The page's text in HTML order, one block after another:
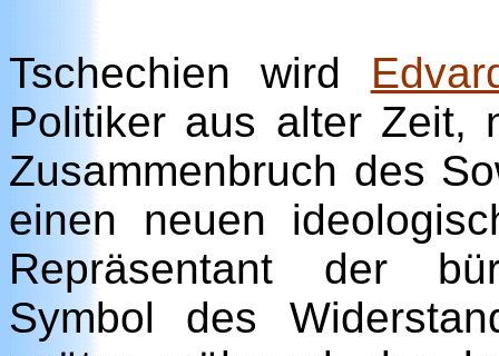
Tschechien wird
Politiker aus alter Zeit,
Zusammenbruch des
einen neuen
Repräsentant der
Symbol des